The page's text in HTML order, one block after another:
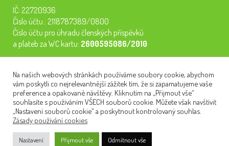
IČ: 22720936
Číslo účtu.: 2118787389/0800
Číslo účtu pro úhradu členských příspěvků
a plateb za WC kartu: 2600595086/2010
semináře, konferenci, plavbu na lodi a WC kartu. Z peněz
tiskneme odborné publikace pro pacienty.
NEWSLETTER
Na našich webových stránkách používáme soubory cookie, abychom
vám poskytli co nejrelevantnější zážitek tím, že si zapamatujeme vaše
preference a opakované návštěvy. Kliknutím na „Přijmout vše“
souhlasíte s používáním VŠECH souborů cookie. Můžete však navštívit
„Nastavení souborů cookie“ a poskytnout kontrolovaný souhlas.
Zásady používání cookies
Nastavení Přijmout vše Odmítnout vše